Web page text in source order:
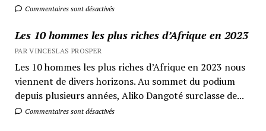
Commentaires sont désactivés
Les 10 hommes les plus riches d’Afrique en 2023
PAR VINCESLAS PROSPER
Les 10 hommes les plus riches d’Afrique en 2023 nous
viennent de divers horizons. Au sommet du podium
depuis plusieurs années, Aliko Dangoté surclasse de...
Commentaires sont désactivés